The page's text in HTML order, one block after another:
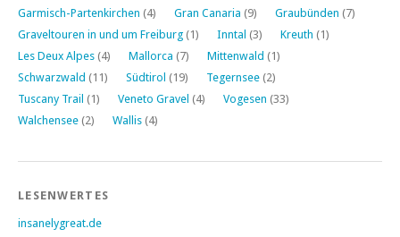
Garmisch-Partenkirchen (4) Gran Canaria (9) Graubünden (7)
Graveltouren in und um Freiburg (1) Inntal (3) Kreuth (1)
Les Deux Alpes (4) Mallorca (7) Mittenwald (1)
Schwarzwald (11) Südtirol (19) Tegernsee (2)
Tuscany Trail (1) Veneto Gravel (4) Vogesen (33)
Walchensee (2) Wallis (4)
LESENWERTES
insanelygreat.de